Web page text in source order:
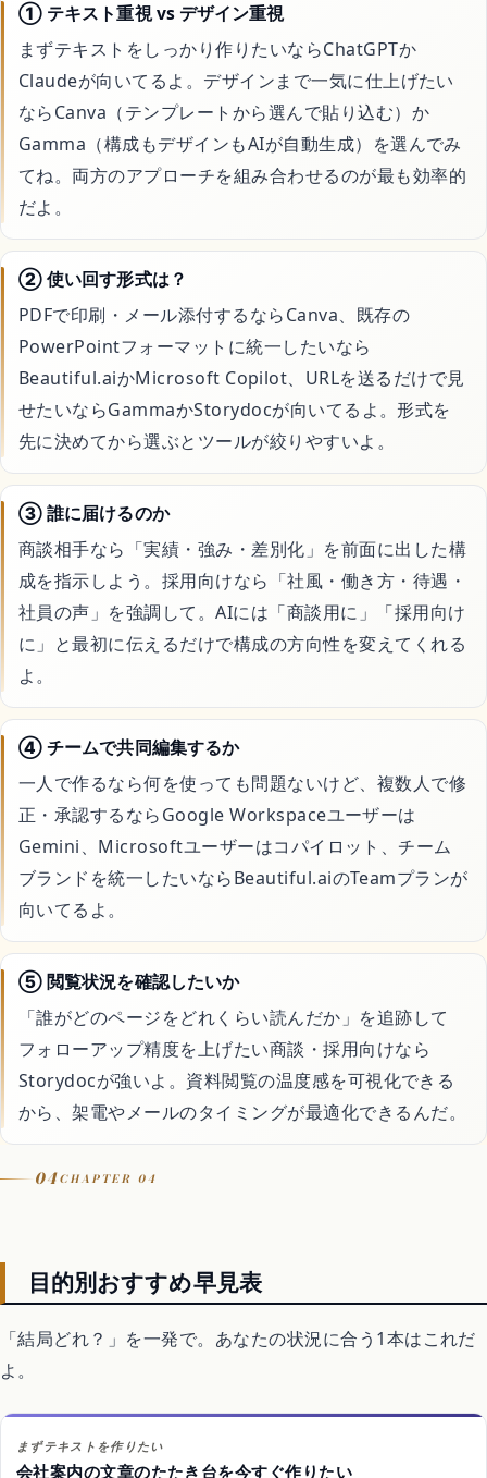
① テキスト重視 vs デザイン重視
まずテキストをしっかり作りたいならChatGPTか
Claudeが向いてるよ。デザインまで一気に仕上げたい
ならCanva（テンプレートから選んで貼り込む）か
Gamma（構成もデザインもAIが自動生成）を選んでみ
てね。両方のアプローチを組み合わせるのが最も効率的
だよ。
② 使い回す形式は？
PDFで印刷・メール添付するならCanva、既存の
PowerPointフォーマットに統一したいなら
Beautiful.aiかMicrosoft Copilot、URLを送るだけで見
せたいならGammaかStorydocが向いてるよ。形式を
先に決めてから選ぶとツールが絞りやすいよ。
③ 誰に届けるのか
商談相手なら「実績・強み・差別化」を前面に出した構
成を指示しよう。採用向けなら「社風・働き方・待遇・
社員の声」を強調して。AIには「商談用に」「採用向け
に」と最初に伝えるだけで構成の方向性を変えてくれる
よ。
④ チームで共同編集するか
一人で作るなら何を使っても問題ないけど、複数人で修
正・承認するならGoogle Workspaceユーザーは
Gemini、Microsoftユーザーはコパイロット、チーム
ブランドを統一したいならBeautiful.aiのTeamプランが
向いてるよ。
⑤ 閲覧状況を確認したいか
「誰がどのページをどれくらい読んだか」を追跡して
フォローアップ精度を上げたい商談・採用向けなら
Storydocが強いよ。資料閲覧の温度感を可視化できる
から、架電やメールのタイミングが最適化できるんだ。
04CHAPTER 04
目的別おすすめ早見表
「結局どれ？」を一発で。あなたの状況に合う1本はこれだ
よ。
まずテキストを作りたい
会社案内の文章のたたき台を今すぐ作りたい